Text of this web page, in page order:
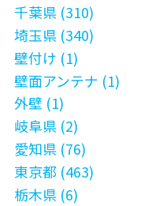
千葉県 (310)
埼玉県 (340)
壁付け (1)
壁面アンテナ (1)
外壁 (1)
岐阜県 (2)
愛知県 (76)
東京都 (463)
栃木県 (6)